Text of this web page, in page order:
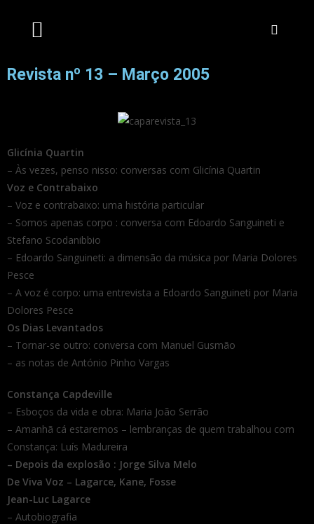
Revista nº 13 – Março 2005
Glicínia Quartin
– Às vezes, penso nisso: conversas com Glicínia Quartin
Voz e Contrabaixo
– Voz e contrabaixo: uma história particular
– Somos apenas corpo : conversa com Edoardo Sanguineti e
Stefano Scodanibbio
– Edoardo Sanguineti: a dimensão da música por Maria Dolores
Pesce
– A voz é corpo: uma entrevista a Edoardo Sanguineti por Maria
Dolores Pesce
Os Dias Levantados
– Tornar-se outro: conversa com Manuel Gusmão
– as notas de António Pinho Vargas
Constança Capdeville
– Esboços da vida e obra: Maria João Serrão
– Amanhã cá estaremos – lembranças de quem trabalhou com
Constança: Luís Madureira
– Depois da explosão : Jorge Silva Melo
De Viva Voz – Lagarce, Kane, Fosse
Jean-Luc Lagarce
– Autobiografia